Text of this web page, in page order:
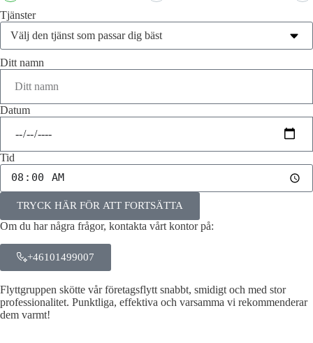
Tjänster
Ditt namn
Datum
Tid
TRYCK HÄR FÖR ATT FORTSÄTTA
Om du har några frågor, kontakta vårt kontor på:
+46101499007
Flyttgruppen skötte vår företagsflytt snabbt, smidigt och med stor
professionalitet. Punktliga, effektiva och varsamma vi rekommenderar
dem varmt!